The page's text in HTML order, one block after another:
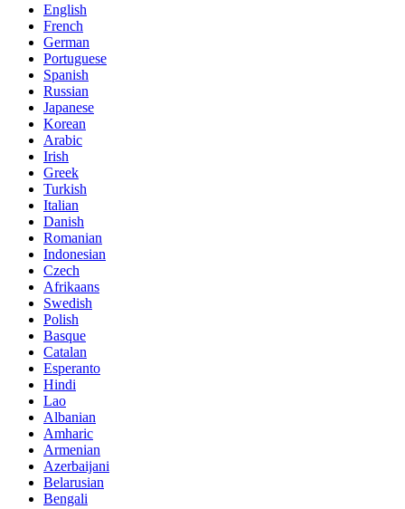
English
French
German
Portuguese
Spanish
Russian
Japanese
Korean
Arabic
Irish
Greek
Turkish
Italian
Danish
Romanian
Indonesian
Czech
Afrikaans
Swedish
Polish
Basque
Catalan
Esperanto
Hindi
Lao
Albanian
Amharic
Armenian
Azerbaijani
Belarusian
Bengali